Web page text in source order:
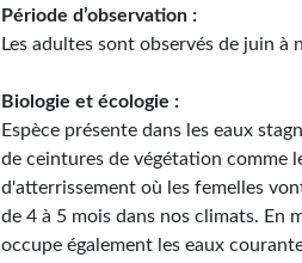
Période d’observation :
Les adultes sont observés de juin à
Biologie et écologie :
Espèce présente dans les eaux
de ceintures de végétation comme
d'atterrissement où les femelles
de 4 à 5 mois dans nos climats. En
occupe également les eaux